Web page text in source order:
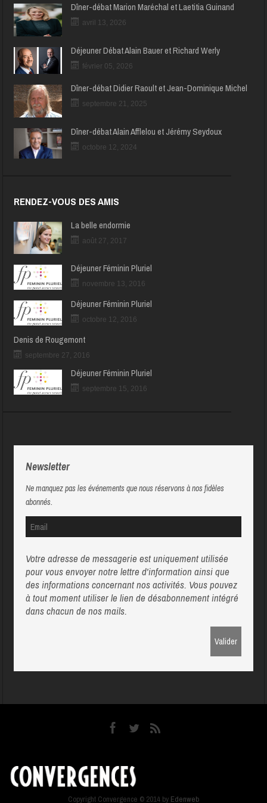
Dîner-débat Marion Maréchal et Laetitia Guinand
avril 13, 2026
Déjeuner Débat Alain Bauer et Richard Werly
février 05, 2026
Dîner-débat Didier Raoult et Jean-Dominique Michel
septembre 21, 2025
Dîner-débat Alain Afflelou et Jérémy Seydoux
octobre 12, 2024
RENDEZ-VOUS DES AMIS
La belle endormie
août 27, 2017
Déjeuner Féminin Pluriel
novembre 13, 2016
Déjeuner Féminin Pluriel
octobre 12, 2016
Denis de Rougemont
septembre 27, 2016
Déjeuner Féminin Pluriel
septembre 15, 2016
Newsletter
Ne manquez pas les événements que nous réservons à nos fidèles
abonnés.
Votre adresse de messagerie est uniquement utilisée
pour vous envoyer notre lettre d'information ainsi que
des informations concernant nos activités. Vous pouvez
à tout moment utiliser le lien de désabonnement intégré
dans chacun de nos mails.
Copyright Convergence © 2014 by Edenweb